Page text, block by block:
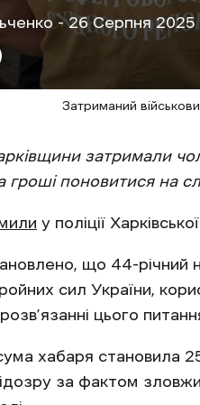
- 26 Cерпня 2025
Затриманий
затримали
гроші поновитися на
у поліції
що 44-річний
сил України,
цього
хабаря становила
за фактом